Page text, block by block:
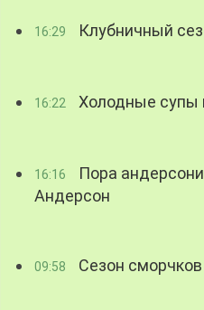
16:29 Клубничный
16:22 Холодные супы
16:16
Пора
Андерсон
09:58 Сезон